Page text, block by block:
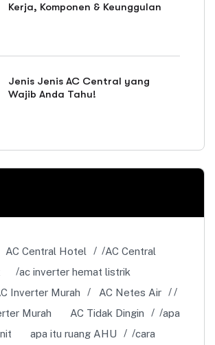
Kerja, Komponen & Keunggulan
Jenis Jenis AC Central yang
Wajib Anda Tahu!
AC Central Hotel
AC Central
ac inverter hemat listrik
Inverter Murah
AC Netes Air
Murah
AC Tidak Dingin
apa
apa itu ruang AHU
cara